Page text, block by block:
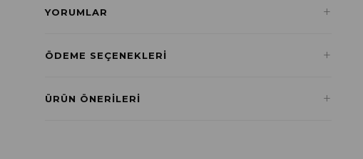
YORUMLAR +
ÖDEME SEÇENEKLERI +
Havale ile Ödeme
ÜRÜN ÖNERILERI +